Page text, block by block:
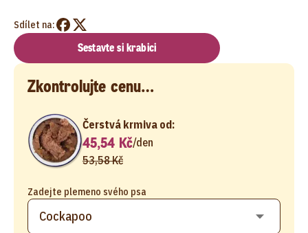
Sdílet na:
Sestavte si krabici
Zkontrolujte cenu…
Zadejte plemeno svého psa
Čerstvá krmiva od:
45,54 Kč/den
53,58 Kč